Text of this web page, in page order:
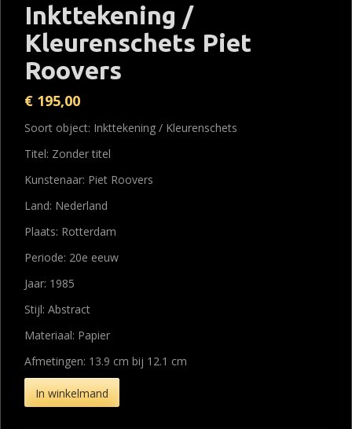
Inkttekening /
Kleurenschets Piet
Roovers
€ 195,00
Soort object: Inkttekening / Kleurenschets
Titel: Zonder titel
Kunstenaar: Piet Roovers
Land: Nederland
Plaats: Rotterdam
Periode: 20e eeuw
Jaar: 1985
Stijl: Abstract
Materiaal: Papier
Afmetingen: 13.9 cm bij 12.1 cm
In winkelmand